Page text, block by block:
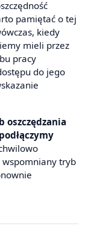
pamiętać o tej
kiedy
mieli przez
pracy
do jego
oszczędzania
wspomniany tryb